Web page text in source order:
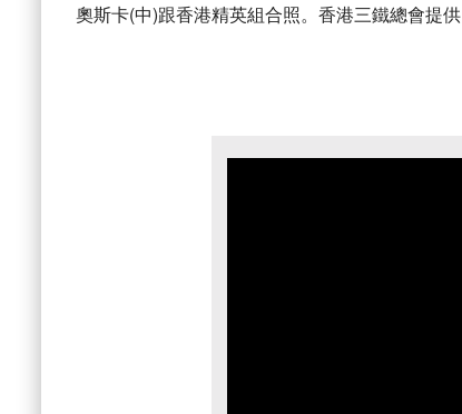
奧斯卡(中)跟香港精英組合照。香港三鐵總會提供